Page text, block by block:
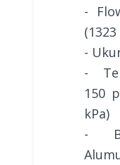
-
(1323
-
-
150
kPa)
-